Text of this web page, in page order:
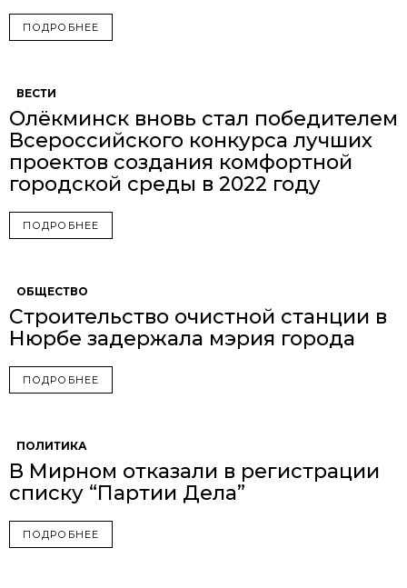
ПОДРОБНЕЕ
ВЕСТИ
Олёкминск вновь стал победителем
Всероссийского конкурса лучших
проектов создания комфортной
городской среды в 2022 году
ПОДРОБНЕЕ
ОБЩЕСТВО
Строительство очистной станции в
Нюрбе задержала мэрия города
ПОДРОБНЕЕ
ПОЛИТИКА
В Мирном отказали в регистрации
списку “Партии Дела”
ПОДРОБНЕЕ